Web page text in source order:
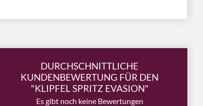
DURCHSCHNITTLICHE
KUNDENBEWERTUNG FÜR DEN
"KLIPFEL SPRITZ EVASION"
Es gibt noch keine Bewertungen